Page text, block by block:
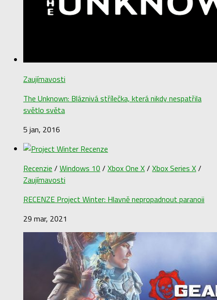
Zaujímavosti
The Unknown: Bláznivá střílečka, která nikdy nespatřila
světlo světa
5 jan, 2016
Recenzie / Windows 10 / Xbox One X/ Xbox Series X/
Zaujímavosti
RECENZE Project Winter: Hlavně nepropadnout paranoii
29 mar, 2021